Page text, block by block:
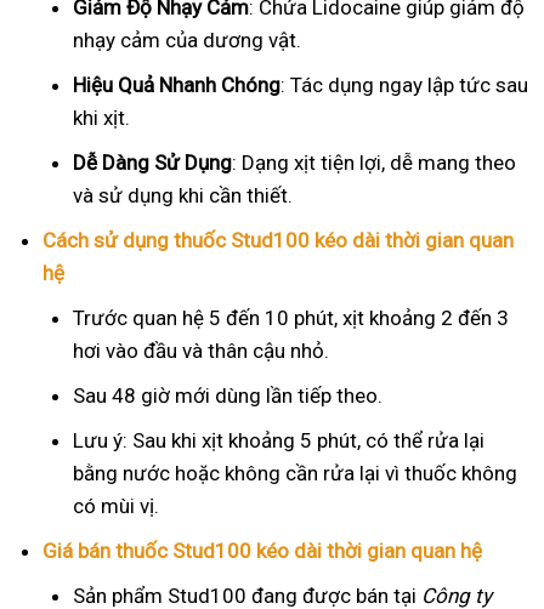
Giảm Độ Nhạy Cảm: Chứa Lidocaine giúp giảm độ
nhạy cảm của dương vật.
Hiệu Quả Nhanh Chóng: Tác dụng ngay lập tức sau
khi xịt.
Dễ Dàng Sử Dụng: Dạng xịt tiện lợi, dễ mang theo
và sử dụng khi cần thiết.
Cách sử dụng thuốc Stud100 kéo dài thời gian quan
hệ
Trước quan hệ 5 đến 10 phút, xịt khoảng 2 đến 3
hơi vào đầu và thân cậu nhỏ.
Sau 48 giờ mới dùng lần tiếp theo.
Lưu ý: Sau khi xịt khoảng 5 phút, có thể rửa lại
bằng nước hoặc không cần rửa lại vì thuốc không
có mùi vị.
Giá bán thuốc Stud100 kéo dài thời gian quan hệ
Sản phẩm Stud100 đang được bán tại Công ty